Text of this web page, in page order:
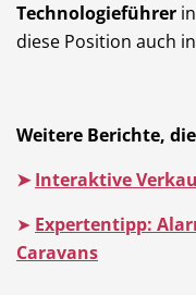
Technologieführer
diese Position auch
Weitere Berichte,
➤Interaktive
➤ Expertentipp:
Caravans